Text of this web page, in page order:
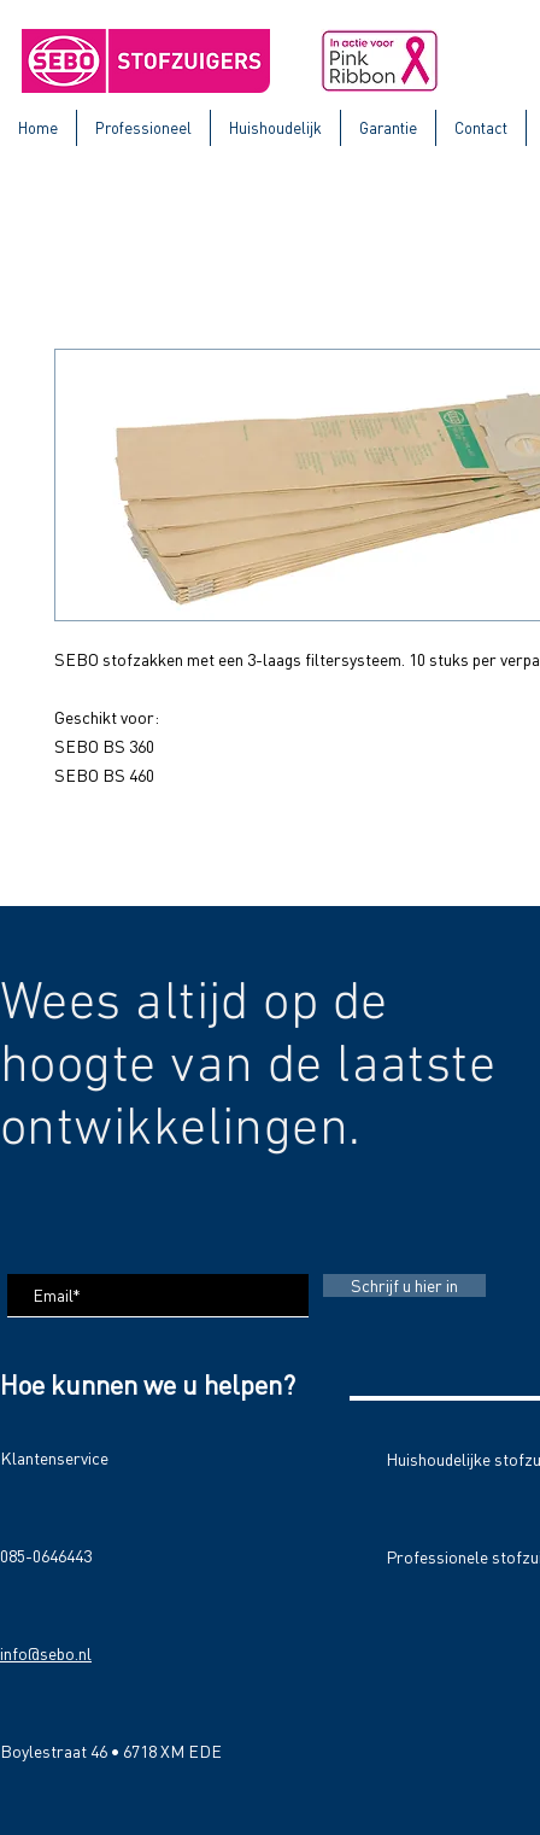
Home Professioneel Huishoudelijk Garantie Contact
SEBO stofzakken met een 3-laags filtersysteem. 10 stuks per
Geschikt voor:
SEBO BS 360
SEBO BS 460
Wees altijd op de
hoogte van de laatste
ontwikkelingen.
Schrijf u hier in
Hoe kunnen we u helpen?
Klantenservice Huishoudelijke
085-0646443 Professionele
info@sebo.nl
Boylestraat 46 • 6718 XM EDE